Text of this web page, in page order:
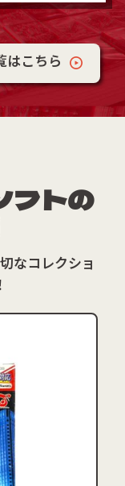
はこちら
フトの
なコレクショ